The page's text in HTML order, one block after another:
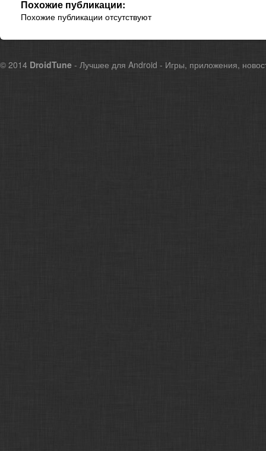
Похожие публикации:
Похожие публикации отсутствуют
© 2014 DroidTune - Лучшее для Android - Игры, приложения,